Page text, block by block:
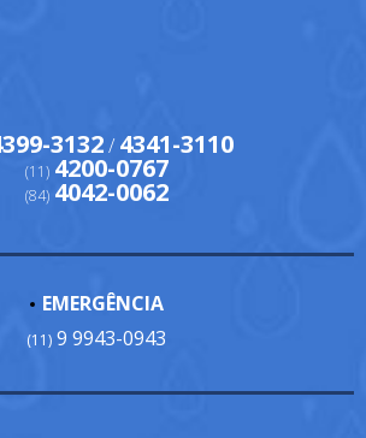
3132/ 4341-3110
(11) 4200-0767
(84) 4042-0062
EMERGÊNCIA
(11) 9 9943-0943